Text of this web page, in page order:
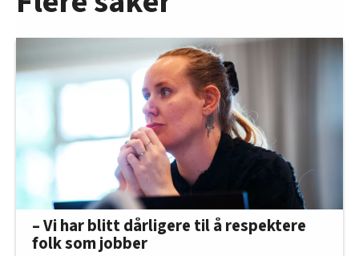
– Vi har blitt dårligere til å respektere
folk som jobber